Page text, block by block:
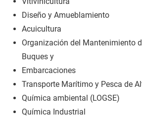
Diseño y Amueblamiento
Acuicultura
Organización del Mantenimiento
Buques y
Embarcaciones
Transporte Marítimo y Pesca de
Química ambiental (LOGSE)
Química Industrial